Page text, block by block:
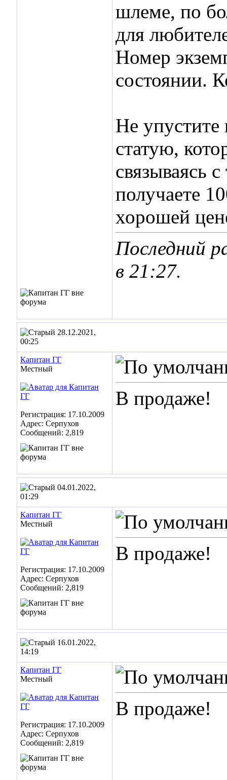
шлеме, по
для
Номер
состоянии.
Не упустите
статую,
связываясь
получаете
хорошей
Последний
в 21:27.
28.12.2021,
00:25
Капитан ГГ
Местный
Регистрация: 17.10.2009
Адрес: Серпухов
Сообщений: 2,819
В продаже!
04.01.2022,
01:29
Капитан ГГ
Местный
Регистрация: 17.10.2009
Адрес: Серпухов
Сообщений: 2,819
В продаже!
16.01.2022,
14:19
Капитан ГГ
Местный
Регистрация: 17.10.2009
Адрес: Серпухов
Сообщений: 2,819
В продаже!